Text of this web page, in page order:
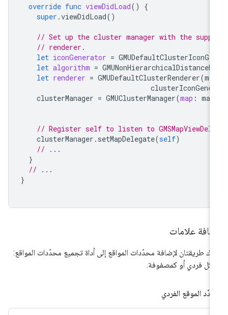
override func viewDidLoad ()
super.viewDidLoad
// Set up the cluster manager with the
// renderer.
let iconGenerator =
let algorithm =
let renderer = GMUDefaultClusterRenderer
clusterManager
= GMUClusterManager( map:
// Register self to listen to
clusterManager.setMapDelegate(self
// ...
// ...
علامات
طريقتان لإضافة محدّدات المواقع إلى أداة تجميع محدّدات المواقع:
فردي أو كمصفوفة.
الموقع الفردي